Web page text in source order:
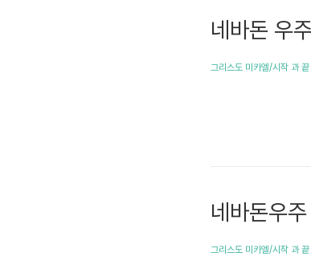
네바돈 우
그리스도 미카엘/시작 과 끝
네바돈우
그리스도 미카엘/시작 과 끝